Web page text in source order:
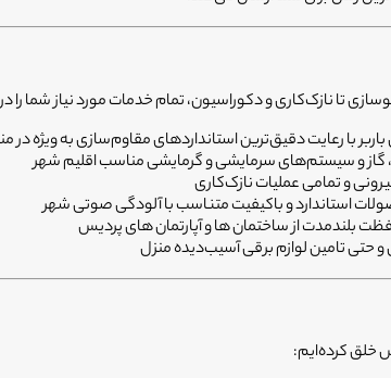
تا نازک‌کاری و دکوراسیون، تمام خدمات مورد نیاز شما را
با رعایت دقیق‌ترین استانداردهای مقاوم‌سازی به ویژه
و سیستم‌های سرمایشی و گرمایشی مناسب اقلیم شهر
و تمامی عملیات نازک‌کاری
استاندارد و باکیفیت متناسب با آلودگی صوتی شهر
بلندمدت از ساختمان ها و آپارتمان های پردیس
و حتی تامین لوازم برقی آسیب‌دیده منزل
خلق کرده‌ایم: